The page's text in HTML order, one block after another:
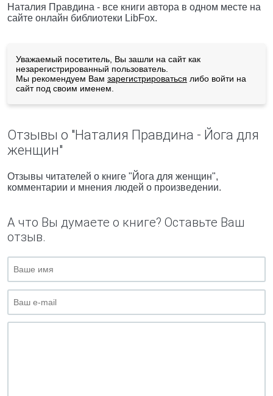
Наталия Правдина - все книги автора в одном месте на
сайте онлайн библиотеки LibFox.
Уважаемый посетитель, Вы зашли на сайт как
незарегистрированный пользователь.
Мы рекомендуем Вам зарегистрироваться либо войти на
сайт под своим именем.
Отзывы о "Наталия Правдина - Йога для
женщин"
Отзывы читателей о книге "Йога для женщин",
комментарии и мнения людей о произведении.
А что Вы думаете о книге? Оставьте Ваш
отзыв.